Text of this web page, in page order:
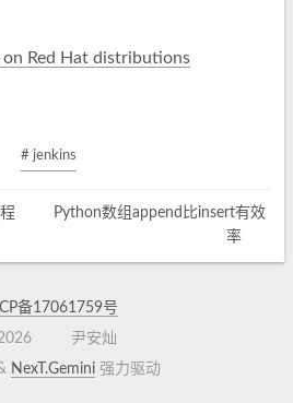
on Red Hat distributions
# jenkins
Python数组append比insert有效
率
备17061759号
尹安灿
NexT.Gemini 强力驱动